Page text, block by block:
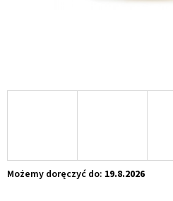
Możemy doręczyć do: 19.8.2026